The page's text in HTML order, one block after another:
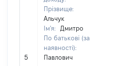
5
Прізвище:
Альчук
Ім'я:
Дмитро
По батькові (за
наявності):
Павлович